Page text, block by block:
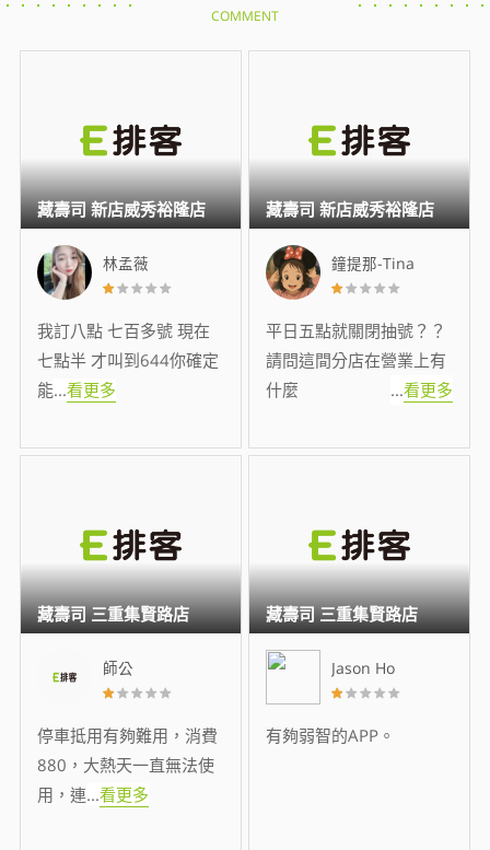
COMMENT
林孟薇
我訂八點 七百多號 現在
七點半 才叫到644你確定
能...看更多
藏壽司 新店威秀裕隆店
鐘提那-Tina
平日五點就關閉抽號？？
請問這間分店在營業上有
什麼
...看更多
藏壽司 新店威秀裕隆店
師公
停車抵用有夠難用，消費
880，大熱天一直無法使
用，連...看更多
藏壽司 三重集賢路店
Jason Ho
有夠弱智的APP。
藏壽司 三重集賢路店